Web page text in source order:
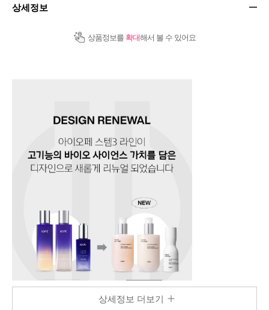
상세정보
상품정보를 확대해서 볼 수 있어요
상세정보 더보기